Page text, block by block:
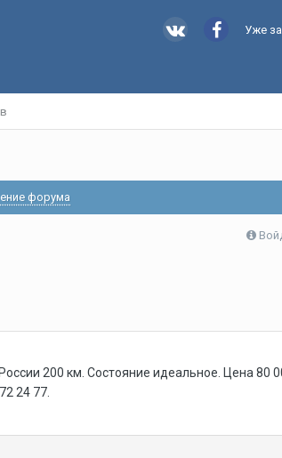
Уже
форума
200 км. Состояние идеальное. Цена 80
24 77.